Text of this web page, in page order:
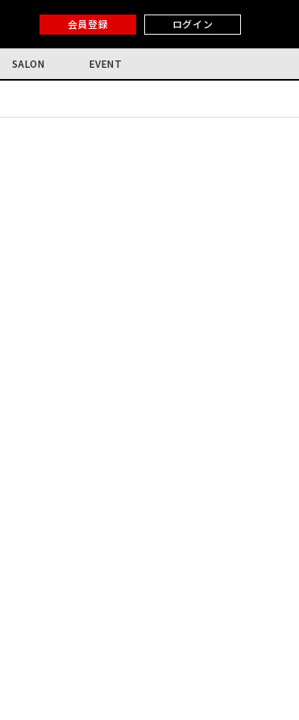
会員登録 ログイン
SALON EVENT